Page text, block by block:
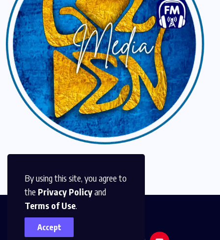
By using this site, you agree to
the Privacy Policyand
Terms of Use.
Accept